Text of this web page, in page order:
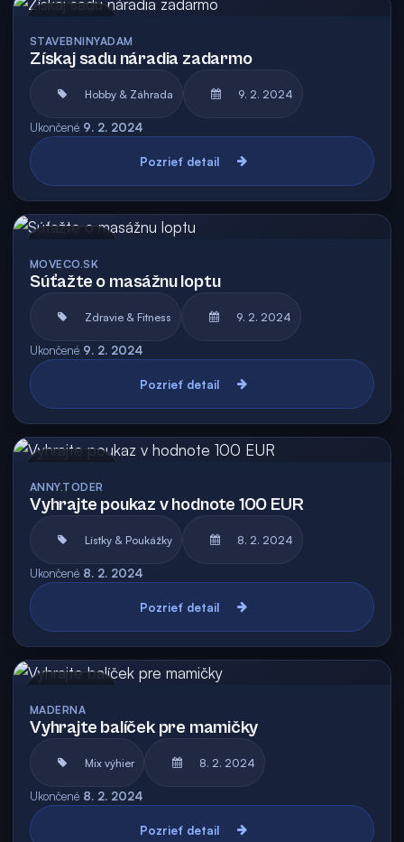
STAVEBNINYADAM
Získaj sadu náradia zadarmo
Hobby & Záhrada 9. 2. 2024
Ukončené 9. 2. 2024
Pozrieť detail
MOVECO.SK
Súťažte o masážnu loptu
Zdravie & Fitness 9. 2. 2024
Ukončené 9. 2. 2024
Pozrieť detail
ANNY.TODER
Vyhrajte poukaz v hodnote 100 EUR
Lístky & Poukážky 8. 2. 2024
Ukončené 8. 2. 2024
Pozrieť detail
MADERNA
Vyhrajte balíček pre mamičky
Mix výhier 8. 2. 2024
Ukončené 8. 2. 2024
Pozrieť detail